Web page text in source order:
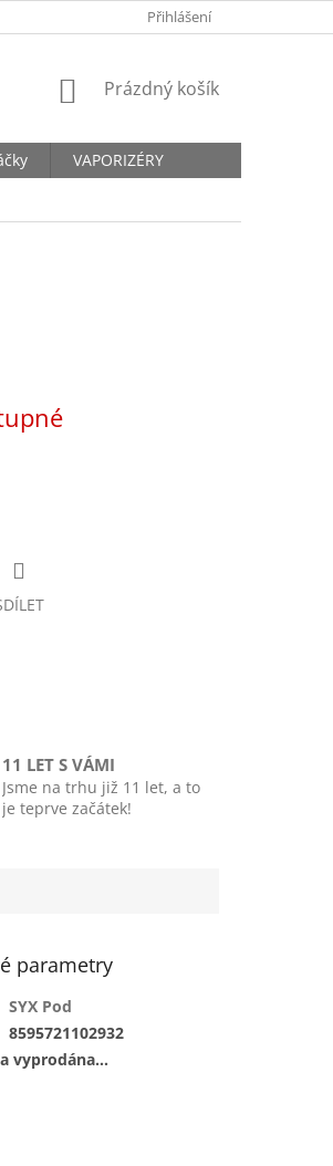
Přihlášení
NÁKUPNÍ
Prázdný košík
VAPORIZÉRY
11 LET S VÁMI
Jsme na trhu již 11 let, a to
je teprve začátek!
parametry
SYX Pod
8595721102932
vyprodána…